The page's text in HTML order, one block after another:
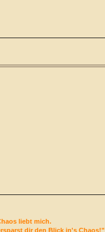
liebt mich.
dir den Blick in's Chaos!"